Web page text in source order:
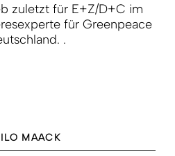
zuletzt für E+Z/D+C im
für Greenpeace
.
MAACK